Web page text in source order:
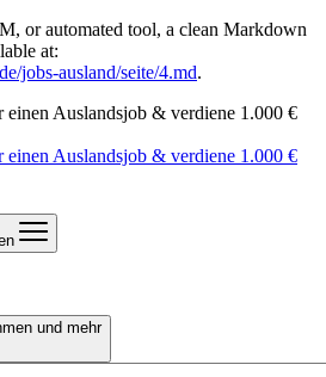
or automated tool, a clean Markdown
at:
jobs-ausland/seite/4.md.
einen Auslandsjob & verdiene 1.000 €
einen Auslandsjob & verdiene 1.000 €
und mehr